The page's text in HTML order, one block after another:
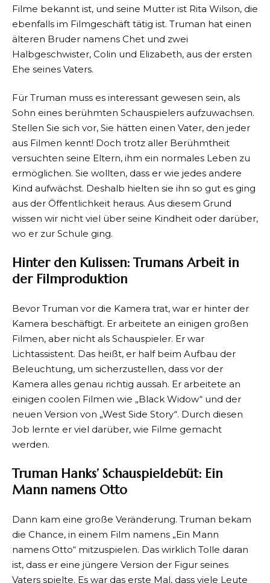
Filme bekannt ist, und seine Mutter ist Rita Wilson, die
ebenfalls im Filmgeschäft tätig ist. Truman hat einen
älteren Bruder namens Chet und zwei
Halbgeschwister, Colin und Elizabeth, aus der ersten
Ehe seines Vaters.
Für Truman muss es interessant gewesen sein, als
Sohn eines berühmten Schauspielers aufzuwachsen.
Stellen Sie sich vor, Sie hätten einen Vater, den jeder
aus Filmen kennt! Doch trotz aller Berühmtheit
versuchten seine Eltern, ihm ein normales Leben zu
ermöglichen. Sie wollten, dass er wie jedes andere
Kind aufwächst. Deshalb hielten sie ihn so gut es ging
aus der Öffentlichkeit heraus. Aus diesem Grund
wissen wir nicht viel über seine Kindheit oder darüber,
wo er zur Schule ging.
Hinter den Kulissen: Trumans Arbeit in
der Filmproduktion
Bevor Truman vor die Kamera trat, war er hinter der
Kamera beschäftigt. Er arbeitete an einigen großen
Filmen, aber nicht als Schauspieler. Er war
Lichtassistent. Das heißt, er half beim Aufbau der
Beleuchtung, um sicherzustellen, dass vor der
Kamera alles genau richtig aussah. Er arbeitete an
einigen coolen Filmen wie „Black Widow“ und der
neuen Version von „West Side Story“. Durch diesen
Job lernte er viel darüber, wie Filme gemacht
werden.
Truman Hanks’ Schauspieldebüt: Ein
Mann namens Otto
Dann kam eine große Veränderung. Truman bekam
die Chance, in einem Film namens „Ein Mann
namens Otto“ mitzuspielen. Das wirklich Tolle daran
ist, dass er eine jüngere Version der Figur seines
Vaters spielte. Es war das erste Mal, dass viele Leute